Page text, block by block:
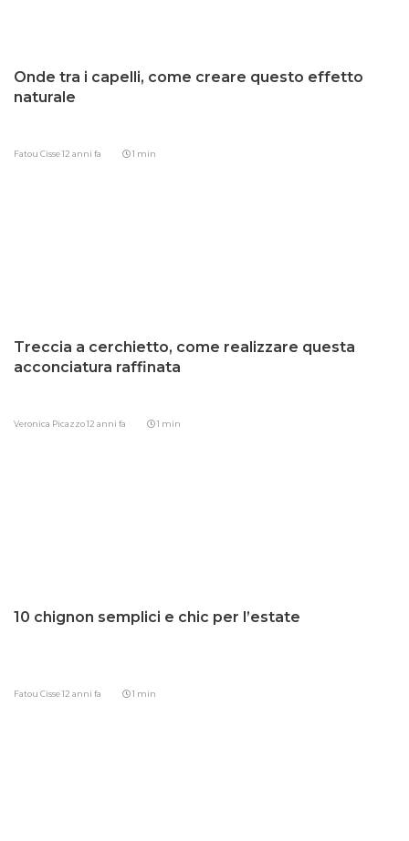
Onde tra i capelli, come creare questo effetto
naturale
Fatou Cisse12 anni fa 1 min
Treccia a cerchietto, come realizzare questa
acconciatura raffinata
Veronica Picazzo12 anni fa 1 min
10 chignon semplici e chic per l’estate
Fatou Cisse12 anni fa 1 min